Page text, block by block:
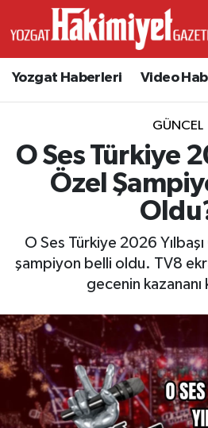
Yozgat Haberleri Video
GÜNCEL
O Ses Türkiye
Özel
O Ses Türkiye 2026
şampiyon belli oldu. TV8
gecenin kazananı